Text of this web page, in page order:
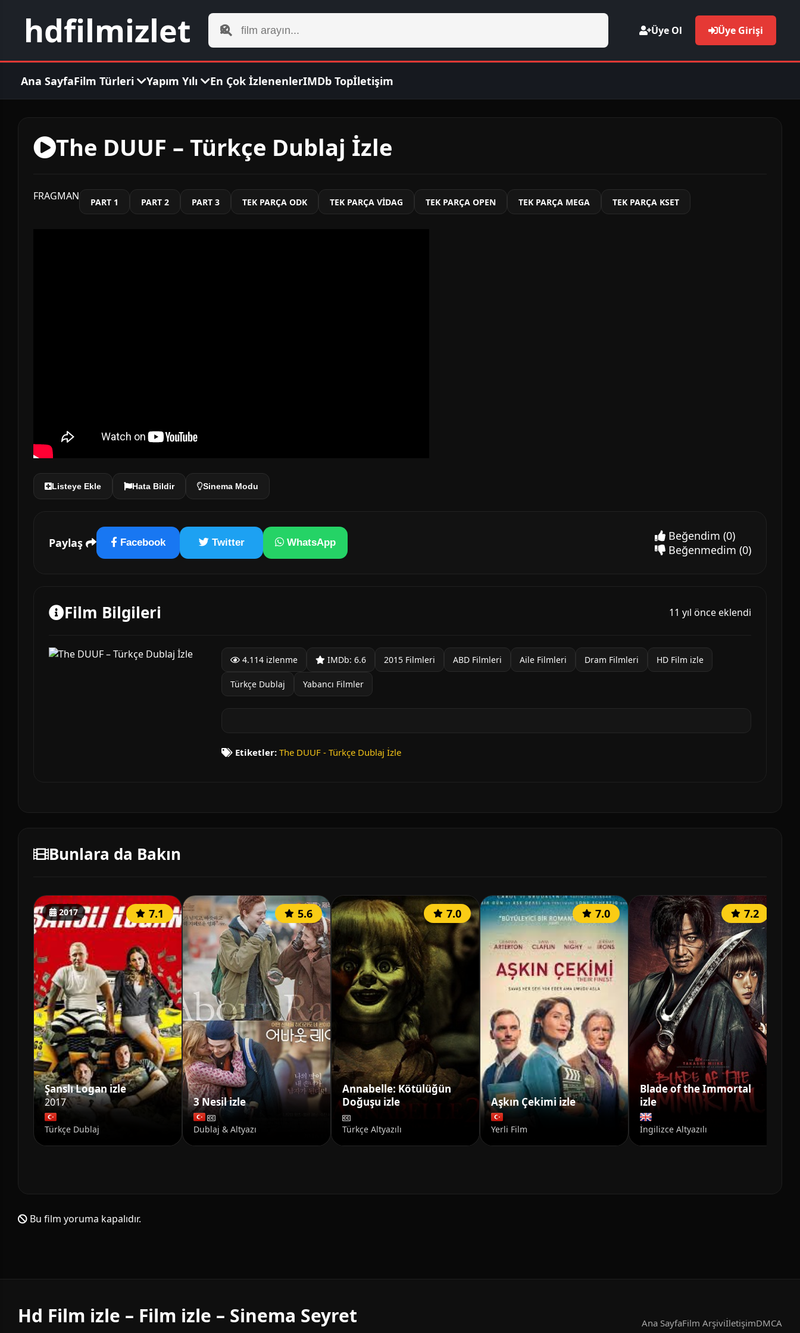
hdfilmizlet Üye Ol Üye Girişi
Ana SayfaFilm Türleri Yapım Yılı En Çok İzlenenlerIMDb Topİletişim
The DUUF – Türkçe Dublaj İzle
FRAGMAN PART 1 PART 2 PART 3 TEK PARÇA ODK TEK PARÇA VİDAG TEK PARÇA OPEN TEK PARÇA MEGA TEK PARÇA KSET
Listeye Ekle Hata Bildir Sinema Modu
Paylaş Facebook Twitter WhatsApp Beğendim (0)
Beğenmedim (0)
Film Bilgileri 11 yıl önce eklendi
4.114 izlenme IMDb: 6.6 2015 Filmleri ABD Filmleri Aile Filmleri Dram Filmleri HD Film izle
Türkçe Dublaj Yabancı Filmler
Etiketler: The DUUF - Türkçe Dublaj İzle
Bunlara da Bakın
2017 7.1
Şanslı Logan izle
2017
Türkçe Dublaj
5.6
3 Nesil izle
Dublaj & Altyazı
7.0
Annabelle: Kötülüğün
Doğuşu izle
Türkçe Altyazılı
7.0
Aşkın Çekimi izle
Yerli Film
7.2
Blade of the Immortal
izle
İngilizce Altyazılı
Bu film yoruma kapalıdır.
Hd Film izle – Film izle – Sinema Seyret Ana SayfaFilm ArşiviİletişimDMCA